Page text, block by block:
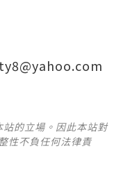
的立場。因此本站對
性不負任何法律責